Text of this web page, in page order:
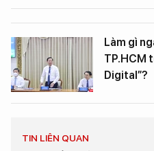
Làm gì
TP.HCM
Digital”?
TIN LIÊN QUAN